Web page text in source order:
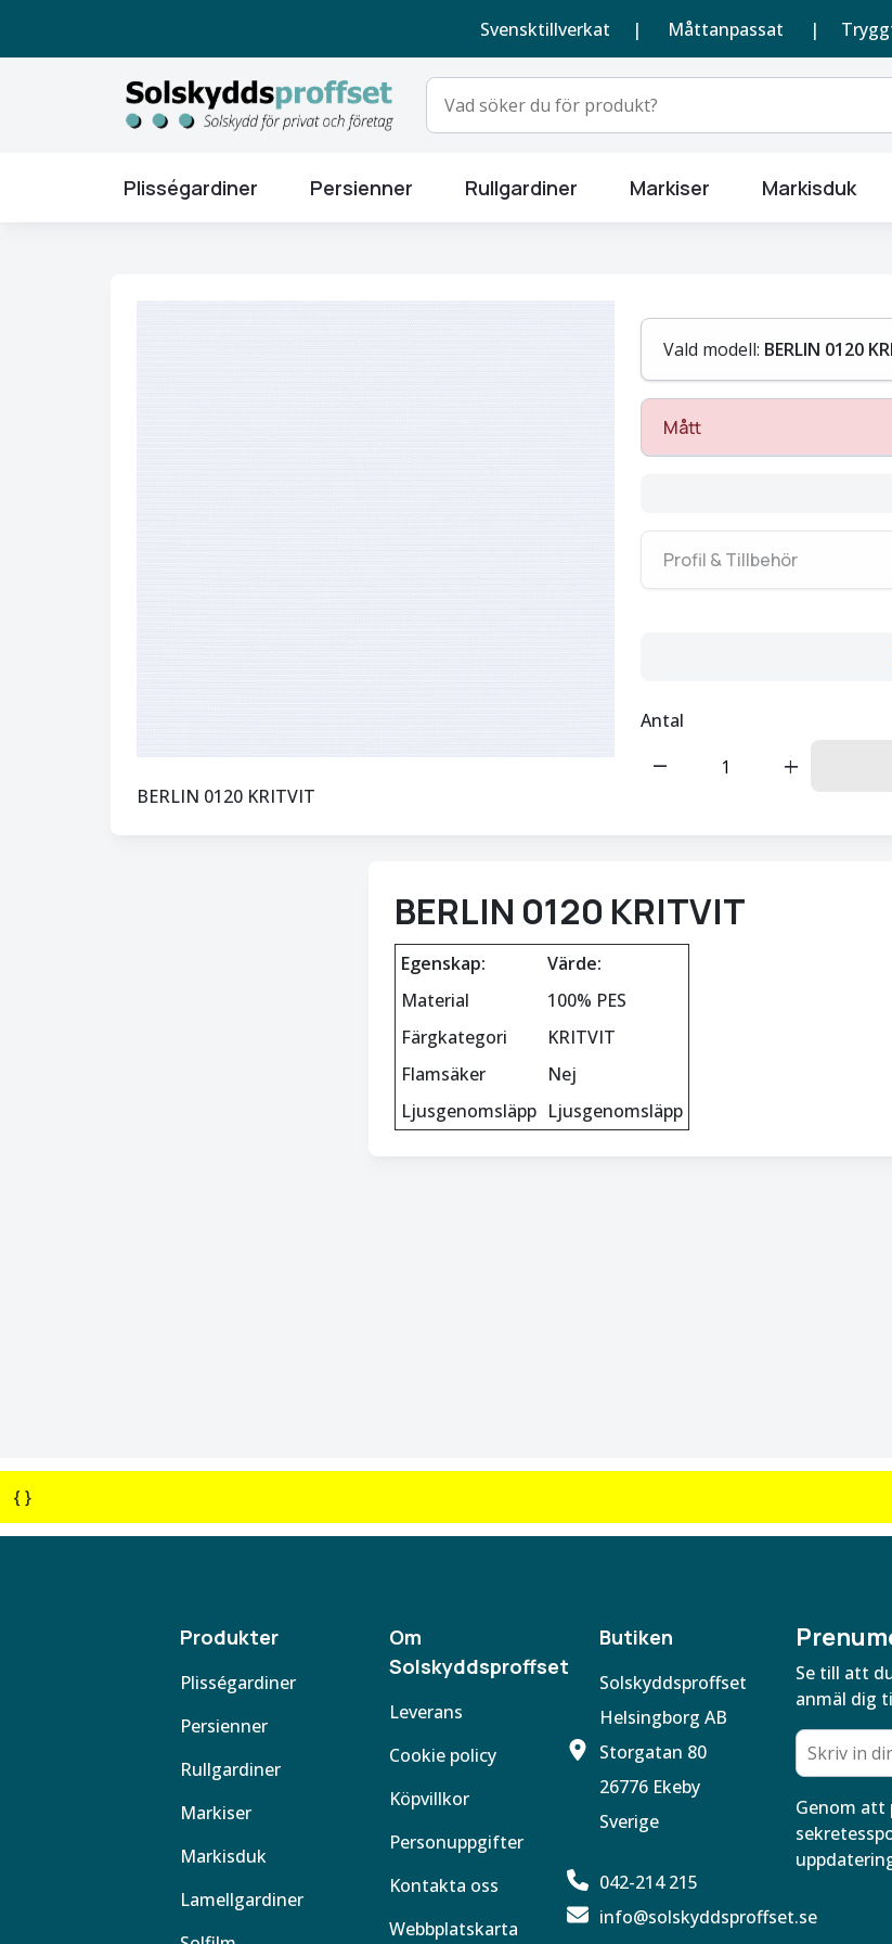
Svensktillverkat | Måttanpassat |
Plisségardiner Persienner Rullgardiner Markiser Markisduk
BERLIN 0120 KRITVIT
Vald modell: BERLIN 0120
Mått
Profil & Tillbehör
Antal
remove add
BERLIN 0120 KRITVIT
Egenskap:
Värde:
Material
100% PES
Färgkategori
KRITVIT
Flamsäker
Nej
Ljusgenomsläpp Ljusgenomsläpp
{ }
Produkter
Plisségardiner
Persienner
Rullgardiner
Markiser
Markisduk
Lamellgardiner
Om
Solskyddsproffset
Leverans
Cookie policy
Köpvillkor
Personuppgifter
Kontakta oss
Webbplatskarta
Butiken
Solskyddsproffset
Helsingborg AB
Storgatan 80
26776 Ekeby
Sverige
042-214 215
info@solskyddsproffset.se
Se till att
anmäl dig
Genom att